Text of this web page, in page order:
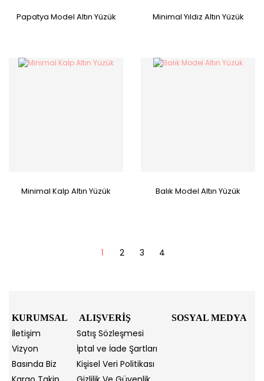
Papatya Model Altın Yüzük Minimal Yıldız Altın Yüzük
Minimal Kalp Altın Yüzük Balık Model Altın Yüzük
1 2 3 4
KURUMSAL ALIŞVERİŞ SOSYAL MEDYA
İletişim
Satış Sözleşmesi
Vizyon
İptal ve İade Şartları
Basında Biz
Kişisel Veri Politikası